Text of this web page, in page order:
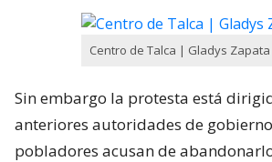
Centro de Talca | Gladys Zapata
Sin embargo la protesta está
anteriores autoridades de
pobladores acusan de